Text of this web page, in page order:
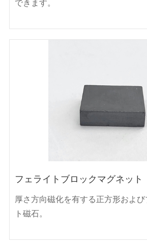
できます。
フェライトブロックマグネット
厚さ方向磁化を有する正方形および
ト磁石。